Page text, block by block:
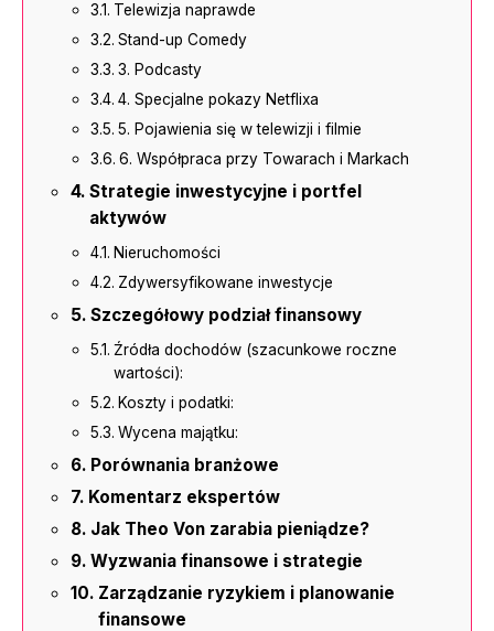
Telewizja naprawde
Stand-up Comedy
3. Podcasty
4. Specjalne pokazy Netflixa
5. Pojawienia się w telewizji i filmie
6. Współpraca przy Towarach i Markach
Strategie inwestycyjne i portfel
aktywów
Nieruchomości
Zdywersyfikowane inwestycje
Szczegółowy podział finansowy
Źródła dochodów (szacunkowe roczne
wartości):
Koszty i podatki:
Wycena majątku:
Porównania branżowe
Komentarz ekspertów
Jak Theo Von zarabia pieniądze?
Wyzwania finansowe i strategie
Zarządzanie ryzykiem i planowanie
finansowe